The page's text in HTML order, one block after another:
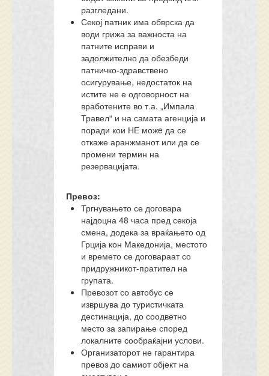
разгледани.
Секој патник има обврска да
води грижа за важноста на
патните исправи и
задолжително да обезбеди
патничко-здравствено
осигурување, недостаток на
истите не е одговорност на
вработените во т.а. „Импала
Травел“ и на самата агенција и
поради кои НЕ можe да се
откаже аранжманот или да се
промени термин на
резервацијата.
Превоз:
Тргнувањето се договара
најдоцна 48 часа пред секоја
смена, додека за враќањето од
Грција кон Македонија, местото
и времето се договараат со
придружникот-пратител на
групата.
Превозот со автобус се
извршува до туристичката
дестинација, до соодветно
место за запирање според
локалните сообраќајни услови.
Организаторот не гарантира
превоз до самиот објект на